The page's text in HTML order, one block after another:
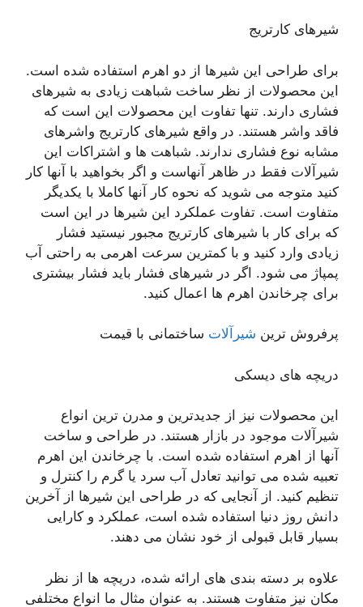
شیرهای کارتریج
برای طراحی این شیرها از دو اهرم استفاده شده است.
این محصولات از نظر ساخت شباهت زیادی به شیرهای
فشاری دارند. تنها تفاوت این محصولات این است که
فاقد واشر هستند. در واقع شیرهای کارتریج واشرهای
مشابه نوع فشاری ندارند. شباهت ها و اشتراکات این
شیرآلات فقط در ظاهر آنهاست و اگر بخواهید با آنها کار
کنید متوجه می شوید که نحوه کار آنها کاملا با یکدیگر
متفاوت است. تفاوت عملکرد این شیرها در این است
که برای کار با شیرهای کارتریج مجبور نیستید فشار
زیادی وارد کنید و با کمترین سرعت اهرمی به راحتی آب
پمپاژ می شود. اگر در شیرهای فشار باید فشار بیشتری
برای چرخاندن اهرم ها اعمال کنید.
پرفروش ترین شیرآلات ساختمانی با قیمت
دریچه های دیسکی
این محصولات نیز از جدیدترین و مدرن ترین انواع
شیرآلات موجود در بازار هستند. در طراحی و ساخت
آنها از اهرم استفاده شده است. با چرخاندن این اهرم
تعبیه شده می توانید تعادل آب سرد یا گرم را کنترل و
تنظیم کنید. از آنجایی که در طراحی این شیرها از آخرین
دانش روز دنیا استفاده شده است، عملکرد و کارایی
بسیار قابل قبولی از خود نشان می دهند.
علاوه بر دسته بندی های ارائه شده، دریچه ها از نظر
مکان نیز متفاوت هستند. به عنوان مثال ما انواع مختلفی